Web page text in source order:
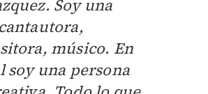
Soy una
músico. En
soy una persona